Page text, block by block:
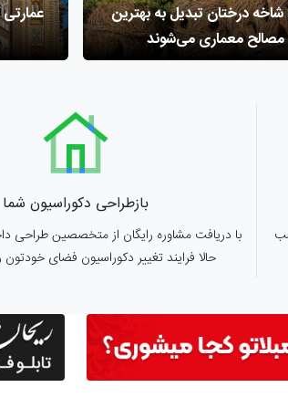
درختان تبدیل به بهترین
مصالح معماری می‌شوند
بازطراحی دکوراسیون شما
با دریافت مشاوره رایگان از متخصصین طراحی
حالا فرایند تغییر دکوراسیون فضای